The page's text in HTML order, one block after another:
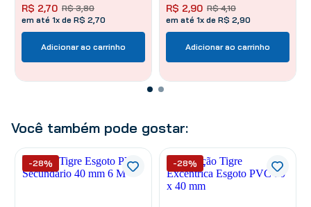
R$ 3,80
R$ 2,70
em até 1x de R$ 2,70
Adicionar ao carrinho
R$ 4,10
R$ 2,90
em até 1x de R$ 2,90
Adicionar ao carrinho
Você também pode gostar:
-28% -28%